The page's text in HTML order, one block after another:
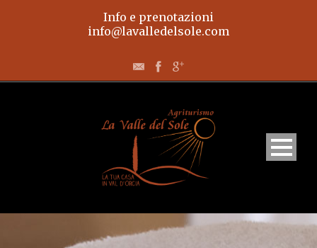
Info e prenotazioni
info@lavalledelsole.com